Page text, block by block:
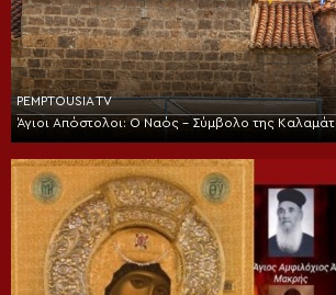
PEMPTOUSIA TV
Άγιοι Απόστολοι: Ο Ναός – Σύμβολο της